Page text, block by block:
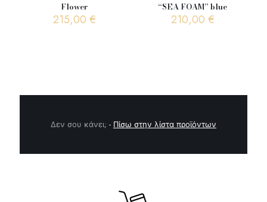
Flower
215,00 €
“SEA FOAM” blue
210,00 €
Δεν σου κάνει; - Πίσω στην λίστα προϊόντων